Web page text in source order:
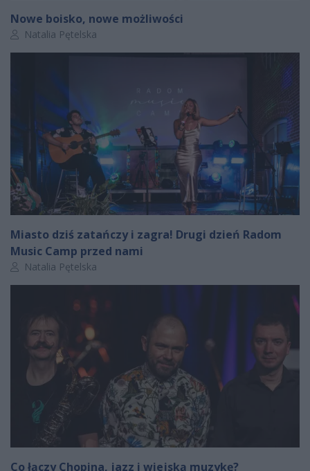
Nowe boisko, nowe możliwości
Autor artykułu:
Natalia Pętelska
Miasto dziś zatańczy i zagra! Drugi dzień Radom
Music Camp przed nami
Autor artykułu:
Natalia Pętelska
Co łączy Chopina, jazz i wiejską muzykę?